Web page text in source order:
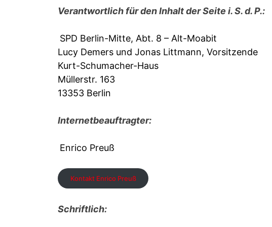
Verantwortlich für den Inhalt der Seite i. S. d. P.:
SPD Berlin-Mitte, Abt. 8 – Alt-Moabit
Lucy Demers und Jonas Littmann, Vorsitzende
Kurt-Schumacher-Haus
Müllerstr. 163
13353 Berlin
Internetbeauftragter:
Enrico Preuß
Kontakt Enrico Preuß
Schriftlich: